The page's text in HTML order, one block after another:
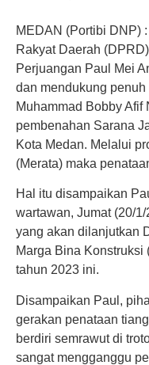
MEDAN (Portibi DNP) :
Rakyat Daerah
Perjuangan Paul Mei
dan mendukung
Muhammad Bobby
pembenahan Sarana
Kota Medan. Melalui
(Merata) maka
Hal itu disampaikan
wartawan, Jumat (20/
yang akan dilanjutkan
Marga Bina
tahun 2023 ini.
Disampaikan Paul,
gerakan penataan
berdiri semrawut di
sangat mengganggu